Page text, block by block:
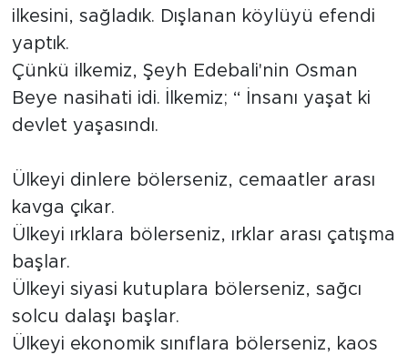
ilkesini, sağladık. Dışlanan köylüyü efendi
yaptık.
Çünkü ilkemiz, Şeyh Edebali'nin Osman
Beye nasihati idi. İlkemiz; “ İnsanı yaşat ki
devlet yaşasındı.
Ülkeyi dinlere bölerseniz, cemaatler arası
kavga çıkar.
Ülkeyi ırklara bölerseniz, ırklar arası çatışma
başlar.
Ülkeyi siyasi kutuplara bölerseniz, sağcı
solcu dalaşı başlar.
Ülkeyi ekonomik sınıflara bölerseniz, kaos